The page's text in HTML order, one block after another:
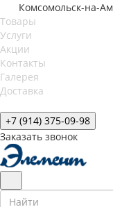
Комсомольск-на-
Товары
Услуги
Акции
Контакты
Галерея
Доставка
+7 (914) 375-09-98
Заказать звонок